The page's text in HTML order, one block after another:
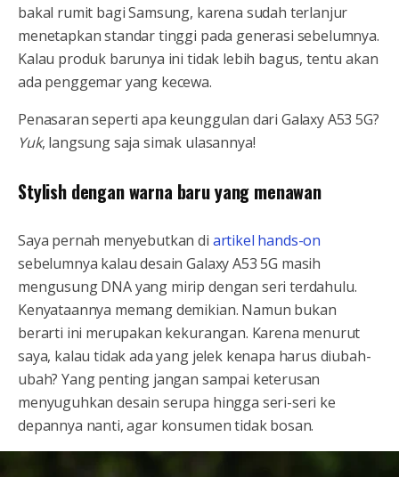
bakal rumit bagi Samsung, karena sudah terlanjur
menetapkan standar tinggi pada generasi sebelumnya.
Kalau produk barunya ini tidak lebih bagus, tentu akan
ada penggemar yang kecewa.
Penasaran seperti apa keunggulan dari Galaxy A53 5G?
Yuk, langsung saja simak ulasannya!
Stylish dengan warna baru yang menawan
Saya pernah menyebutkan di artikel hands-on
sebelumnya kalau desain Galaxy A53 5G masih
mengusung DNA yang mirip dengan seri terdahulu.
Kenyataannya memang demikian. Namun bukan
berarti ini merupakan kekurangan. Karena menurut
saya, kalau tidak ada yang jelek kenapa harus diubah-
ubah? Yang penting jangan sampai keterusan
menyuguhkan desain serupa hingga seri-seri ke
depannya nanti, agar konsumen tidak bosan.